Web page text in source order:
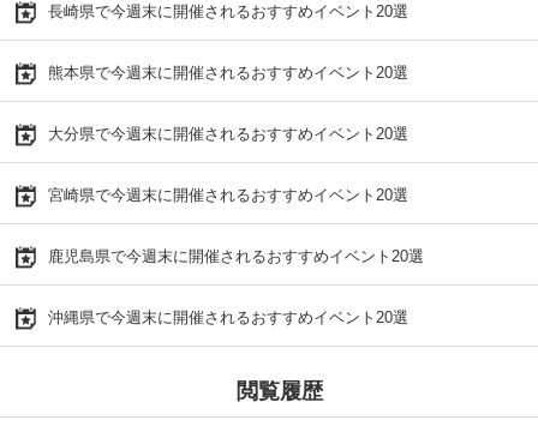
長崎県で今週末に開催されるおすすめイベント20選
熊本県で今週末に開催されるおすすめイベント20選
大分県で今週末に開催されるおすすめイベント20選
宮崎県で今週末に開催されるおすすめイベント20選
鹿児島県で今週末に開催されるおすすめイベント20選
沖縄県で今週末に開催されるおすすめイベント20選
閲覧履歴